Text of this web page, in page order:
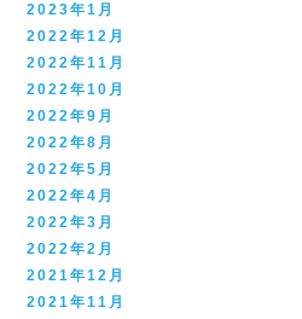
2023年1月
2022年12月
2022年11月
2022年10月
2022年9月
2022年8月
2022年5月
2022年4月
2022年3月
2022年2月
2021年12月
2021年11月